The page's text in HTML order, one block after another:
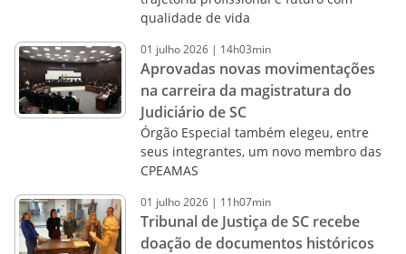
qualidade de vida
01 julho2026 | 14h03min
Aprovadas novas movimentações
na carreira da magistratura do
Judiciário de SC
Órgão Especial também elegeu, entre
seus integrantes, um novo membro das
CPEAMAS
01 julho2026 | 11h07min
Tribunal de Justiça de SC recebe
doação de documentos históricos